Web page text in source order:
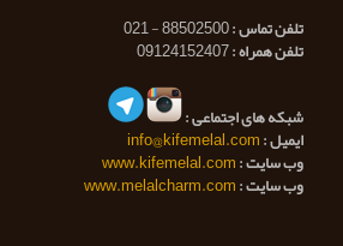
تلفن تماس :
تلفن همراه :
شبکه های اجتماعی :
ایمیل :info@kifemelal.com
وب سایت :www.kifemelal.com
وب سایت :www.melalcharm.com